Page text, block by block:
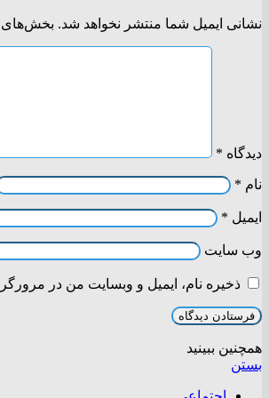
نشانی ایمیل شما منتشر نخواهد شد. بخش‌های
دیدگاه *
نام *
ایمیل *
وب‌ سایت
ذخیره نام، ایمیل و وبسایت من در
همچنین ببینید
بستن